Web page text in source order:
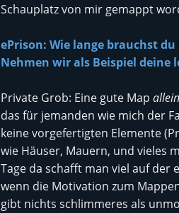
Schauplatz von mir gemappt
ePrison: Wie lange brauchst
Nehmen wir als Beispiel
Private Grob: Eine gute Map
das für jemanden wie mich der
keine vorgefertigten Elemente
wie Häuser, Mauern, und vieles
Tage da schafft man viel auf der
wenn die Motivation zum
gibt nichts schlimmeres als